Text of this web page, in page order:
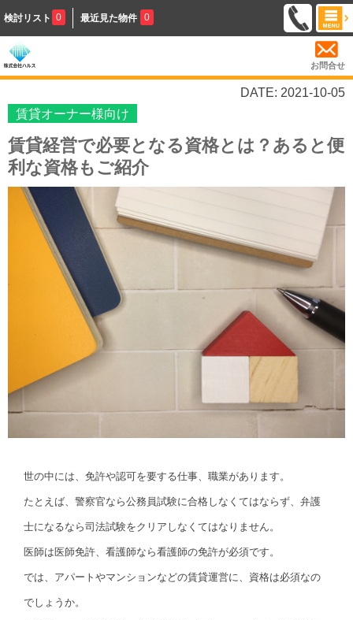
検討リスト 0 最近見た物件 0
お問合せ
DATE: 2021-10-05
賃貸オーナー様向け
賃貸経営で必要となる資格とは？あると便
利な資格もご紹介
世の中には、免許や認可を要する仕事、職業があります。
たとえば、警察官なら公務員試験に合格しなくてはならず、弁護
士になるなら司法試験をクリアしなくてはなりません。
医師は医師免許、看護師なら看護師の免許が必須です。
では、アパートやマンションなどの賃貸運営に、資格は必須なの
でしょうか。